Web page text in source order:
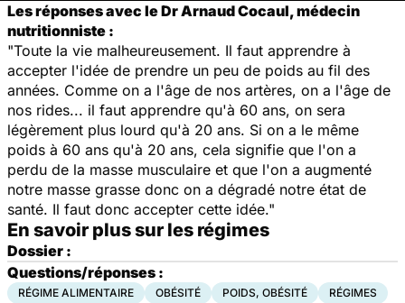
Les réponses avec le Dr Arnaud Cocaul, médecin
nutritionniste :
"Toute la vie malheureusement. Il faut apprendre à
accepter l'idée de prendre un peu de poids au fil des
années. Comme on a l'âge de nos artères, on a l'âge de
nos rides... il faut apprendre qu'à 60 ans, on sera
légèrement plus lourd qu'à 20 ans. Si on a le même
poids à 60 ans qu'à 20 ans, cela signifie que l'on a
perdu de la masse musculaire et que l'on a augmenté
notre masse grasse donc on a dégradé notre état de
santé. Il faut donc accepter cette idée."
En savoir plus sur les régimes
Dossier :
Questions/réponses :
RÉGIME ALIMENTAIRE OBÉSITÉ POIDS, OBÉSITÉ
RÉGIMES